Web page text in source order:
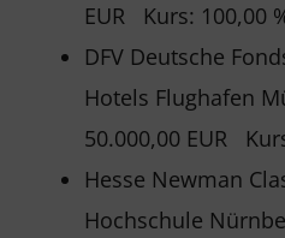
EUR Kurs: 100,00
DFV Deutsche
Hotels Flughafen
50.000,00 EUR
Hesse Newman
Hochschule